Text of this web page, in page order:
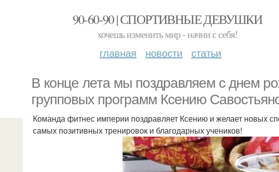
90-60-90 | СПОРТИВНЫЕ ДЕВУШКИ
хочешь изменить мир - начни с себя!
главная новости статьи
В конце лета мы поздравляем с днем
групповых программ Ксению
Команда фитнес империи поздравляет Ксению и желает новых
самых позитивных тренировок и благодарных учеников!